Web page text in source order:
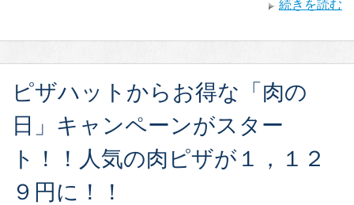
続きを読む
ピザハットからお得な「肉の
日」キャンペーンがスター
ト！！人気の肉ピザが１，１２
９円に！！